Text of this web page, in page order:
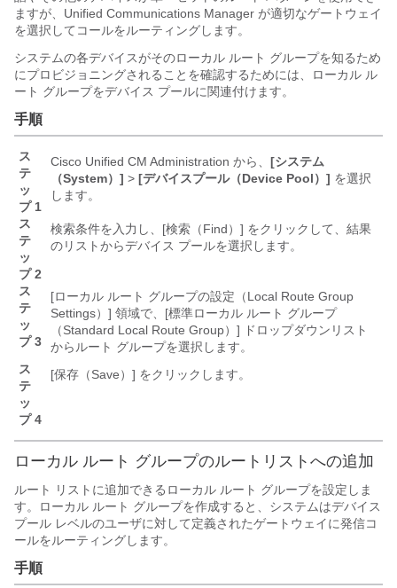
ますが、 Unified Communications Manager が適切なゲートウェイ
を選択してコールをルーティングします。
システムの各デバイスがそのローカル ルート グループを知るため
にプロビジョニングされることを確認するためには、ローカル ル
ート グループをデバイス プールに関連付けます。
手順
ス
テ
ッ
プ 1
Cisco Unified CM Administration から、 [システム
（System）] > [デバイスプール（Device Pool）] を選択
します。
ス
テ
ッ
プ 2
検索条件を入力し、[検索（Find）] をクリックして、結果
のリストからデバイス プールを選択します。
ス
テ
ッ
プ 3
[ローカル ルート グループの設定（Local Route Group
Settings）] 領域で、[標準ローカル ルート グループ
（Standard Local Route Group）]
ドロップダウンリスト
からルート グループを選択します。
ス
テ
ッ
プ 4
[保存（Save）] をクリックします。
ローカル ルート グループのルートリストへの追加
ルート リストに追加できるローカル ルート グループを設定しま
す。ローカル ルート グループを作成すると、システムはデバイス
プール レベルのユーザに対して定義されたゲートウェイに発信コ
ールをルーティングします。
手順